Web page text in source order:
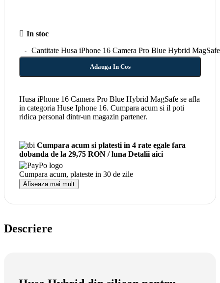
In stoc
Cantitate Husa iPhone 16 Camera Pro Blue Hybrid MagSafe
Adauga In Cos
Husa iPhone 16 Camera Pro Blue Hybrid MagSafe se afla
in categoria Huse Iphone 16. Cumpara acum si il poti
ridica personal dintr-un magazin partener.
Cumpara acum si platesti in 4 rate egale fara
dobanda de la 29,75 RON / luna Detalii aici
Cumpara acum, plateste in 30 de zile
Afiseaza mai mult
Descriere